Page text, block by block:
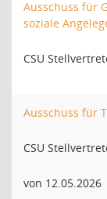
Ausschuss für
soziale
CSU
Ausschuss für
CSU
von 12.05.2026